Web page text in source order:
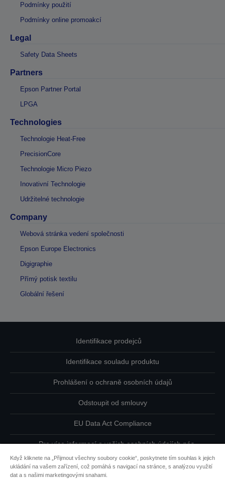
Podmínky použití
Podmínky online promoakcí
Legal
Safety Data Sheets
Partners
Epson Partner Portal
LPGA
Technologies
Technologie Heat-Free
PrecisionCore
Technologie Micro Piezo
Inovativní Technologie
Udržitelné technologie
Company
Webová stránka vedení společnosti
Epson Europe Electronics
Digigraphie
Přímý potisk textilu
Globální řešení
Identifikace prodejců
Identifikace souladu produktu
Prohlášení o ochraně osobních údajů
Odstoupit od smlouvy
EU Data Act Compliance
Pro více informací o vašich osobních údajích nás
Informace o souborech cookie
Když kliknete na „Přijmout všechny soubory cookie“, poskytnete tím souhlas k jejich
ukládání na vašem zařízení, což pomáhá s navigací na stránce, s analýzou využití
dat a s našimi marketingovými snahami.